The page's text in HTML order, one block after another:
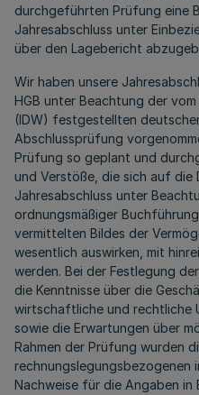
durchgeführten Prüfung eine
Jahresabschluss unter
über den Lagebericht
Wir haben unsere
HGB unter Beachtung der
(IDW) festgestellten
Abschlussprüfung
Prüfung so geplant und
und Verstöße, die sich auf die
Jahresabschluss unter
ordnungsmäßiger
vermittelten Bildes der
wesentlich auswirken, mit
werden. Bei der Festlegung
die Kenntnisse über die
wirtschaftliche und rechtliche
sowie die Erwartungen über
Rahmen der Prüfung wurden
rechnungslegungsbezogenen
Nachweise für die Angaben in